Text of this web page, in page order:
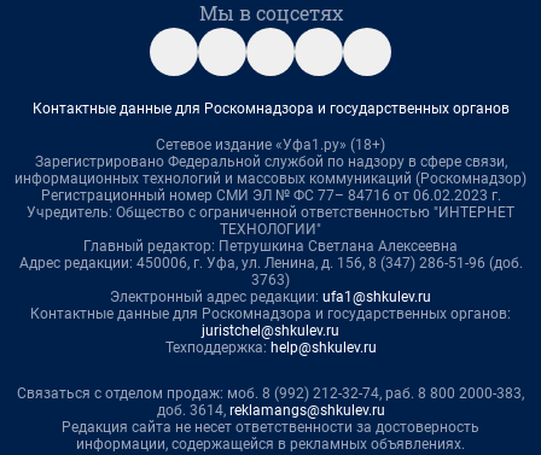
Мы в соцсетях
Контактные данные для Роскомнадзора и государственных органов
Сетевое издание «Уфа1.ру» (18+)
Зарегистрировано Федеральной службой по надзору в сфере связи,
информационных технологий и массовых коммуникаций (Роскомнадзор)
Регистрационный номер СМИ ЭЛ № ФС 77– 84716 от 06.02.2023 г.
Учредитель: Общество с ограниченной ответственностью "ИНТЕРНЕТ
ТЕХНОЛОГИИ"
Главный редактор: Петрушкина Светлана Алексеевна
Адрес редакции: 450006, г. Уфа, ул. Ленина, д. 156, 8 (347) 286-51-96 (доб.
3763)
Электронный адрес редакции: ufa1@shkulev.ru
Контактные данные для Роскомнадзора и государственных органов:
juristchel@shkulev.ru
Техподдержка: help@shkulev.ru
Связаться с отделом продаж: моб. 8 (992) 212-32-74, раб. 8 800 2000-383,
доб. 3614, reklamangs@shkulev.ru
Редакция сайта не несет ответственности за достоверность
информации, содержащейся в рекламных объявлениях.